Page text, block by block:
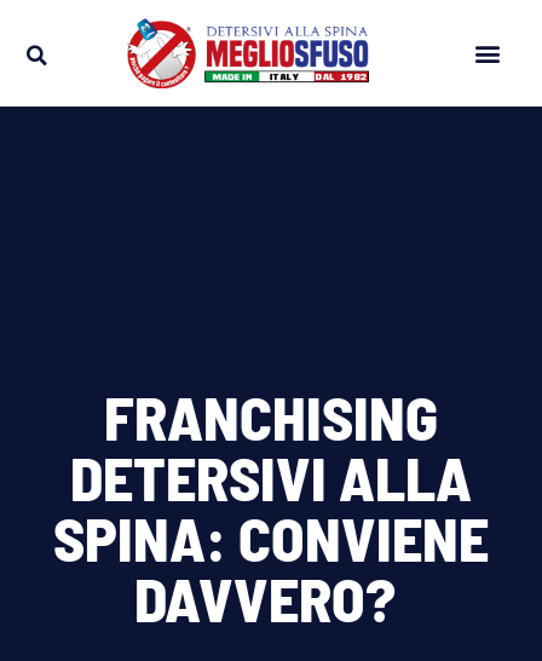
FRANCHISING
DETERSIVI ALLA
SPINA: CONVIENE
DAVVERO?